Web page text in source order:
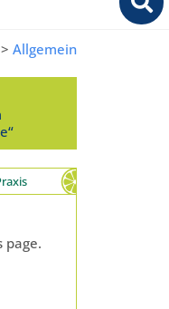
> Allgemein
page.